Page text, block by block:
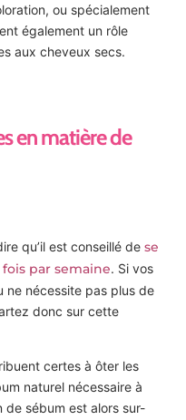
ou spécialement
également un rôle
aux cheveux secs.
en matière de
qu’il est conseillé de se
par semaine. Si vos
nécessite pas plus de
donc sur cette
certes à ôter les
naturel nécessaire à
sébum est alors sur-